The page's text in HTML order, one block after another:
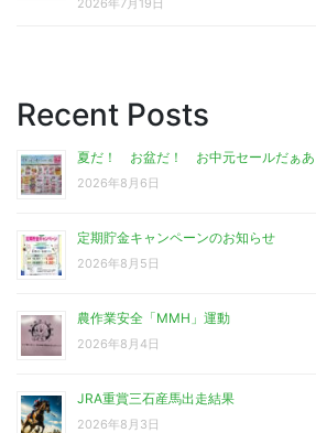
2026年7月19日
Recent Posts
夏だ！ お盆だ！ お中元セールだぁあ
2026年8月6日
定期貯金キャンペーンのお知らせ
2026年8月5日
農作業安全「MMH」運動
2026年8月4日
JRA重賞三石産馬出走結果
2026年8月3日